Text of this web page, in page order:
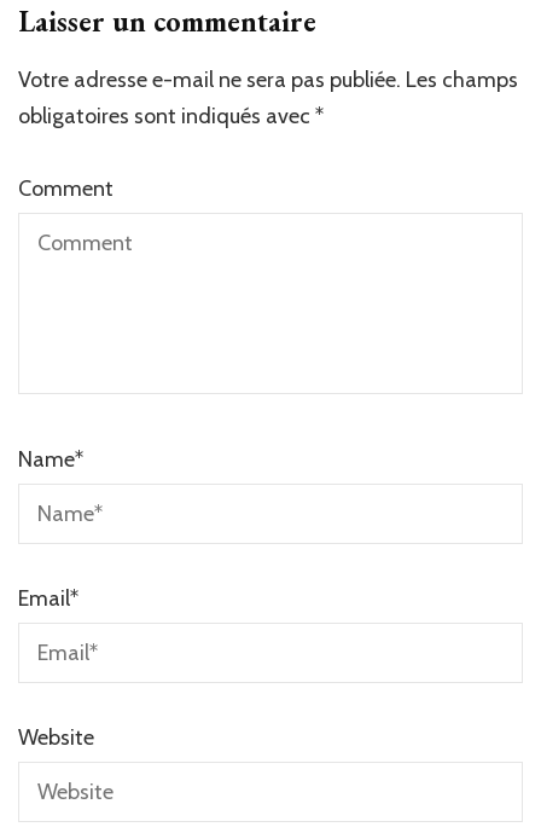
Laisser un commentaire
Votre adresse e-mail ne sera pas publiée. Les champs
obligatoires sont indiqués avec *
Comment
Name*
Email*
Website